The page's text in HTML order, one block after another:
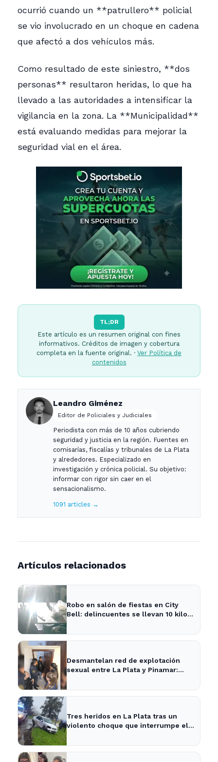
ocurrió cuando un **patrullero** policial
se vio involucrado en un choque en cadena
que afectó a dos vehículos más.
Como resultado de este siniestro, **dos
personas** resultaron heridas, lo que ha
llevado a las autoridades a intensificar la
vigilancia en la zona. La **Municipalidad**
está evaluando medidas para mejorar la
seguridad vial en el área.
TL;DR
Este artículo es un resumen original con fines
informativos. Créditos de imagen y cobertura
completa en la fuente original. · Ver Política de
contenidos
Leandro Giménez
Editor de Policiales y Judiciales
Periodista con más de 10 años cubriendo
seguridad y justicia en la región. Fuentes en
comisarías, fiscalías y tribunales de La Plata
y alrededores. Especializado en
investigación y crónica policial. Su objetivo:
informar con rigor sin caer en el
sensacionalismo.
1091 articles →
Artículos relacionados
Robo en salón de fiestas en City
Bell: delincuentes se llevan 10 kilos
Desmantelan red de explotación
sexual entre La Plata y Pinamar:
Tres heridos en La Plata tras un
violento choque que interrumpe el